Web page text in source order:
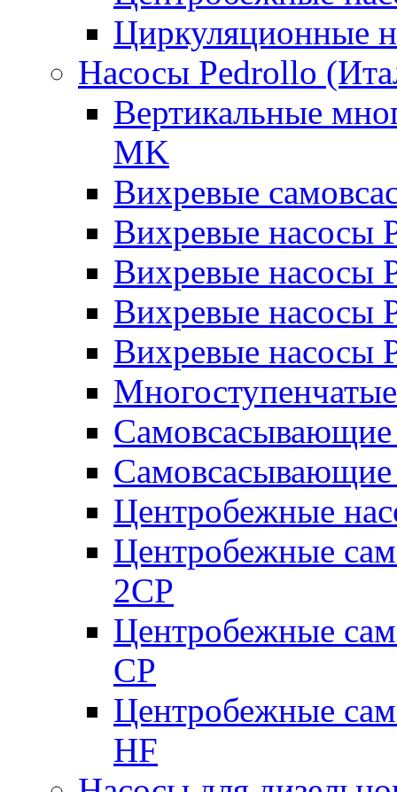
Циркуляционные
Насосы Pedrollo
Вертикальные
MK
Вихревые
Вихревые насосы
Вихревые насосы
Вихревые насосы
Вихревые насосы
Самовсасывающие
Центробежные
Центробежные
2CP
Центробежные
CP
Центробежные
HF